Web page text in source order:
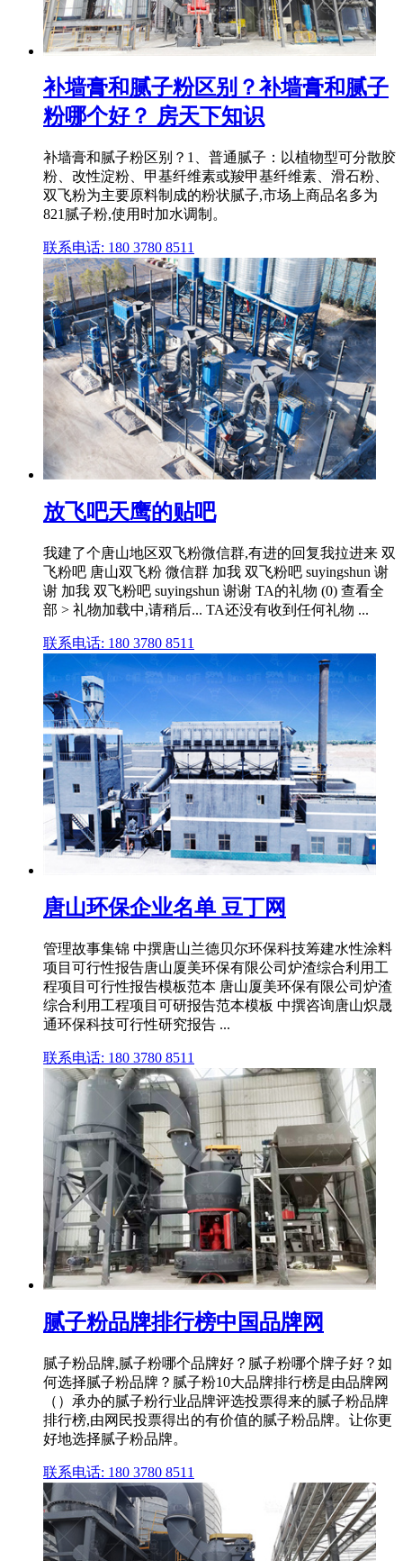
补墙膏和腻子粉区别？补墙膏和腻子
粉哪个好？ 房天下知识
补墙膏和腻子粉区别？1、普通腻子：以植物型可分散胶
粉、改性淀粉、甲基纤维素或羧甲基纤维素、滑石粉、
双飞粉为主要原料制成的粉状腻子,市场上商品名多为
821腻子粉,使用时加水调制。
联系电话: 180 3780 8511
放飞吧天鹰的贴吧
我建了个唐山地区双飞粉微信群,有进的回复我拉进来 双
飞粉吧 唐山双飞粉 微信群 加我 双飞粉吧 suyingshun 谢
谢 加我 双飞粉吧 suyingshun 谢谢 TA的礼物 (0) 查看全
部 > 礼物加载中,请稍后... TA还没有收到任何礼物 ...
联系电话: 180 3780 8511
唐山环保企业名单 豆丁网
管理故事集锦 中撰唐山兰德贝尔环保科技筹建水性涂料
项目可行性报告唐山厦美环保有限公司炉渣综合利用工
程项目可行性报告模板范本 唐山厦美环保有限公司炉渣
综合利用工程项目可研报告范本模板 中撰咨询唐山炽晟
通环保科技可行性研究报告 ...
联系电话: 180 3780 8511
腻子粉品牌排行榜中国品牌网
腻子粉品牌,腻子粉哪个品牌好？腻子粉哪个牌子好？如
何选择腻子粉品牌？腻子粉10大品牌排行榜是由品牌网
（）承办的腻子粉行业品牌评选投票得来的腻子粉品牌
排行榜,由网民投票得出的有价值的腻子粉品牌。让你更
好地选择腻子粉品牌。
联系电话: 180 3780 8511